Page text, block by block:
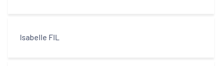
Isabelle FIL